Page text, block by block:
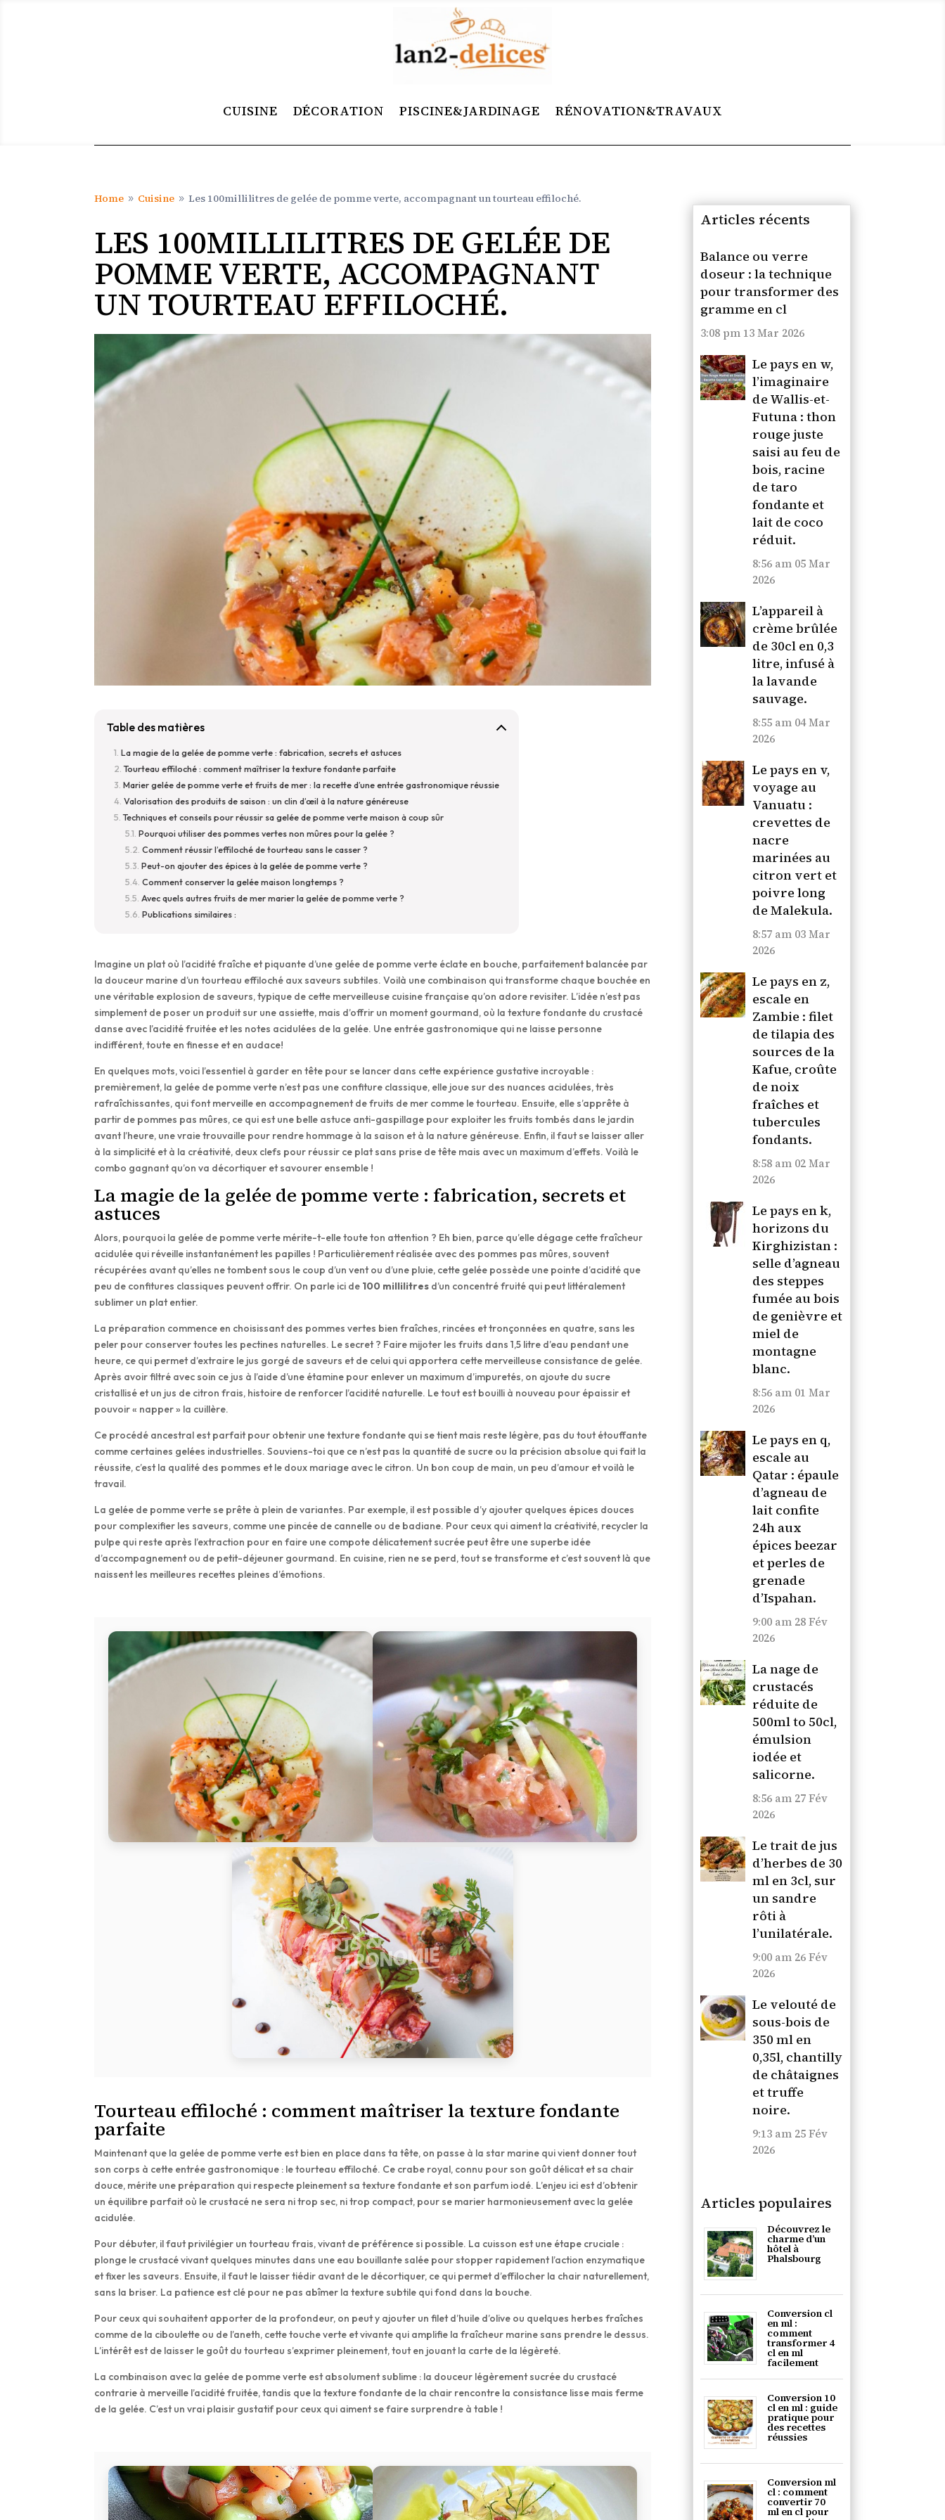
CUISINE DÉCORATION PISCINE&JARDINAGE RÉNOVATION&TRAVAUX
Home 9 Cuisine 9 Les 100millilitres de gelée de pomme verte, accompagnant un tourteau effiloché.
LES 100MILLILITRES DE GELÉE DE
POMME VERTE, ACCOMPAGNANT
UN TOURTEAU EFFILOCHÉ.
Table des matières
La magie de la gelée de pomme verte : fabrication, secrets et astuces
Tourteau effiloché : comment maîtriser la texture fondante parfaite
Marier gelée de pomme verte et fruits de mer : la recette d’une entrée gastronomique réussie
Valorisation des produits de saison : un clin d’œil à la nature généreuse
Techniques et conseils pour réussir sa gelée de pomme verte maison à coup sûr
Pourquoi utiliser des pommes vertes non mûres pour la gelée ?
Comment réussir l’effiloché de tourteau sans le casser ?
Peut-on ajouter des épices à la gelée de pomme verte ?
Comment conserver la gelée maison longtemps ?
Avec quels autres fruits de mer marier la gelée de pomme verte ?
Publications similaires :
Imagine un plat où l’acidité fraîche et piquante d’une gelée de pomme verte éclate en bouche, parfaitement balancée par
la douceur marine d’un tourteau effiloché aux saveurs subtiles. Voilà une combinaison qui transforme chaque bouchée en
une véritable explosion de saveurs, typique de cette merveilleuse cuisine française qu’on adore revisiter. L’idée n’est pas
simplement de poser un produit sur une assiette, mais d’offrir un moment gourmand, où la texture fondante du crustacé
danse avec l’acidité fruitée et les notes acidulées de la gelée. Une entrée gastronomique qui ne laisse personne
indifférent, toute en finesse et en audace!
En quelques mots, voici l’essentiel à garder en tête pour se lancer dans cette expérience gustative incroyable :
premièrement, la gelée de pomme verte n’est pas une confiture classique, elle joue sur des nuances acidulées, très
rafraîchissantes, qui font merveille en accompagnement de fruits de mer comme le tourteau. Ensuite, elle s’apprête à
partir de pommes pas mûres, ce qui est une belle astuce anti-gaspillage pour exploiter les fruits tombés dans le jardin
avant l’heure, une vraie trouvaille pour rendre hommage à la saison et à la nature généreuse. Enfin, il faut se laisser aller
à la simplicité et à la créativité, deux clefs pour réussir ce plat sans prise de tête mais avec un maximum d’effets. Voilà le
combo gagnant qu’on va décortiquer et savourer ensemble !
La magie de la gelée de pomme verte : fabrication, secrets et
astuces
Alors, pourquoi la gelée de pomme verte mérite-t-elle toute ton attention ? Eh bien, parce qu’elle dégage cette fraîcheur
acidulée qui réveille instantanément les papilles ! Particulièrement réalisée avec des pommes pas mûres, souvent
récupérées avant qu’elles ne tombent sous le coup d’un vent ou d’une pluie, cette gelée possède une pointe d’acidité que
peu de confitures classiques peuvent offrir. On parle ici de 100 millilitres d’un concentré fruité qui peut littéralement
sublimer un plat entier.
La préparation commence en choisissant des pommes vertes bien fraîches, rincées et tronçonnées en quatre, sans les
peler pour conserver toutes les pectines naturelles. Le secret ? Faire mijoter les fruits dans 1,5 litre d’eau pendant une
heure, ce qui permet d’extraire le jus gorgé de saveurs et de celui qui apportera cette merveilleuse consistance de gelée.
Après avoir filtré avec soin ce jus à l’aide d’une étamine pour enlever un maximum d’impuretés, on ajoute du sucre
cristallisé et un jus de citron frais, histoire de renforcer l’acidité naturelle. Le tout est bouilli à nouveau pour épaissir et
pouvoir « napper » la cuillère.
Ce procédé ancestral est parfait pour obtenir une texture fondante qui se tient mais reste légère, pas du tout étouffante
comme certaines gelées industrielles. Souviens-toi que ce n’est pas la quantité de sucre ou la précision absolue qui fait la
réussite, c’est la qualité des pommes et le doux mariage avec le citron. Un bon coup de main, un peu d’amour et voilà le
travail.
La gelée de pomme verte se prête à plein de variantes. Par exemple, il est possible d’y ajouter quelques épices douces
pour complexifier les saveurs, comme une pincée de cannelle ou de badiane. Pour ceux qui aiment la créativité, recycler la
pulpe qui reste après l’extraction pour en faire une compote délicatement sucrée peut être une superbe idée
d’accompagnement ou de petit-déjeuner gourmand. En cuisine, rien ne se perd, tout se transforme et c’est souvent là que
naissent les meilleures recettes pleines d’émotions.
Tourteau effiloché : comment maîtriser la texture fondante
parfaite
Maintenant que la gelée de pomme verte est bien en place dans ta tête, on passe à la star marine qui vient donner tout
son corps à cette entrée gastronomique : le tourteau effiloché. Ce crabe royal, connu pour son goût délicat et sa chair
douce, mérite une préparation qui respecte pleinement sa texture fondante et son parfum iodé. L’enjeu ici est d’obtenir
un équilibre parfait où le crustacé ne sera ni trop sec, ni trop compact, pour se marier harmonieusement avec la gelée
acidulée.
Pour débuter, il faut privilégier un tourteau frais, vivant de préférence si possible. La cuisson est une étape cruciale :
plonge le crustacé vivant quelques minutes dans une eau bouillante salée pour stopper rapidement l’action enzymatique
et fixer les saveurs. Ensuite, il faut le laisser tiédir avant de le décortiquer, ce qui permet d’effilocher la chair naturellement,
sans la briser. La patience est clé pour ne pas abîmer la texture subtile qui fond dans la bouche.
Pour ceux qui souhaitent apporter de la profondeur, on peut y ajouter un filet d’huile d’olive ou quelques herbes fraîches
comme de la ciboulette ou de l’aneth, cette touche verte et vivante qui amplifie la fraîcheur marine sans prendre le dessus.
L’intérêt est de laisser le goût du tourteau s’exprimer pleinement, tout en jouant la carte de la légèreté.
La combinaison avec la gelée de pomme verte est absolument sublime : la douceur légèrement sucrée du crustacé
contrarie à merveille l’acidité fruitée, tandis que la texture fondante de la chair rencontre la consistance lisse mais ferme
de la gelée. C’est un vrai plaisir gustatif pour ceux qui aiment se faire surprendre à table !
Articles récents
Balance ou verre
doseur : la technique
pour transformer des
gramme en cl
3:08 pm 13 Mar 2026
Le pays en w,
l’imaginaire
de Wallis-et-
Futuna : thon
rouge juste
saisi au feu de
bois, racine
de taro
fondante et
lait de coco
réduit.
8:56 am 05 Mar
2026
L’appareil à
crème brûlée
de 30cl en 0,3
litre, infusé à
la lavande
sauvage.
8:55 am 04 Mar
2026
Le pays en v,
voyage au
Vanuatu :
crevettes de
nacre
marinées au
citron vert et
poivre long
de Malekula.
8:57 am 03 Mar
2026
Le pays en z,
escale en
Zambie : filet
de tilapia des
sources de la
Kafue, croûte
de noix
fraîches et
tubercules
fondants.
8:58 am 02 Mar
2026
Le pays en k,
horizons du
Kirghizistan :
selle d’agneau
des steppes
fumée au bois
de genièvre et
miel de
montagne
blanc.
8:56 am 01 Mar
2026
Le pays en q,
escale au
Qatar : épaule
d’agneau de
lait confite
24h aux
épices beezar
et perles de
grenade
d’Ispahan.
9:00 am 28 Fév
2026
La nage de
crustacés
réduite de
500ml to 50cl,
émulsion
iodée et
salicorne.
8:56 am 27 Fév
2026
Le trait de jus
d’herbes de 30
ml en 3cl, sur
un sandre
rôti à
l’unilatérale.
9:00 am 26 Fév
2026
Le velouté de
sous-bois de
350 ml en
0,35l, chantilly
de châtaignes
et truffe
noire.
9:13 am 25 Fév
2026
Articles populaires
Découvrez le
charme d’un
hôtel à
Phalsbourg
Conversion cl
en ml :
comment
transformer 4
cl en ml
facilement
Conversion 10
cl en ml : guide
pratique pour
des recettes
réussies
Conversion ml
cl : comment
convertir 70
ml en cl pour